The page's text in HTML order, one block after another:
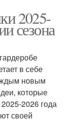
2025-
сезона
в себе
новым
которые
2026 года
своей